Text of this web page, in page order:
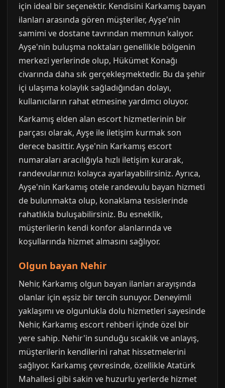
için ideal bir seçenektir. Kendisini Karkamış bayan
ilanları arasında gören müşteriler, Ayşe'nin
samimi ve dostane tavrından memnun kalıyor.
Ayşe'nin buluşma noktaları genellikle bölgenin
merkezi yerlerinde olup, Hükümet Konağı
civarında daha sık gerçekleşmektedir. Bu da şehir
içi ulaşıma kolaylık sağladığından dolayı,
kullanıcıların rahat etmesine yardımcı oluyor.
Karkamış elden alan escort hizmetlerinin bir
parçası olarak, Ayşe ile iletişim kurmak son
derece basittir. Ayşe'nin Karkamış escort
numaraları aracılığıyla hızlı iletişim kurarak,
randevularınızı kolayca ayarlayabilirsiniz. Ayrıca,
Ayşe'nin Karkamış otele randevulu bayan hizmeti
de bulunmakta olup, konaklama tesislerinde
rahatlıkla buluşabilirsiniz. Bu esneklik,
müşterilerin kendi konfor alanlarında ve
koşullarında hizmet almasını sağlıyor.
Olgun bayan Nehir
Nehir, Karkamış olgun bayan ilanları arayışında
olanlar için eşsiz bir tercih sunuyor. Deneyimli
yaklaşımı ve olgunlukla dolu hizmetleri sayesinde
Nehir, Karkamış escort rehberi içinde özel bir
yere sahip. Nehir'in sunduğu sıcaklık ve anlayış,
müşterilerin kendilerini rahat hissetmelerini
sağlıyor. Karkamış çevresinde, özellikle Atatürk
Mahallesi gibi sakin ve huzurlu yerlerde hizmet